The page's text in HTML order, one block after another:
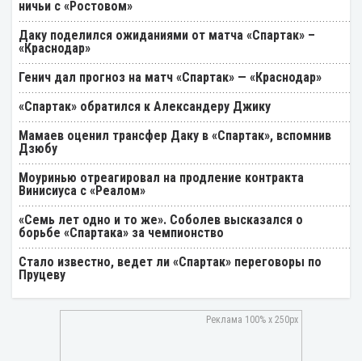
ничьи с «Ростовом»
Даку поделился ожиданиями от матча «Спартак» –
«Краснодар»
Генич дал прогноз на матч «Спартак» — «Краснодар»
«Спартак» обратился к Александеру Джику
Мамаев оценил трансфер Даку в «Спартак», вспомнив
Дзюбу
Моуринью отреагировал на продление контракта
Винисиуса с «Реалом»
«Семь лет одно и то же». Соболев высказался о
борьбе «Спартака» за чемпионство
Стало известно, ведет ли «Спартак» переговоры по
Пруцеву